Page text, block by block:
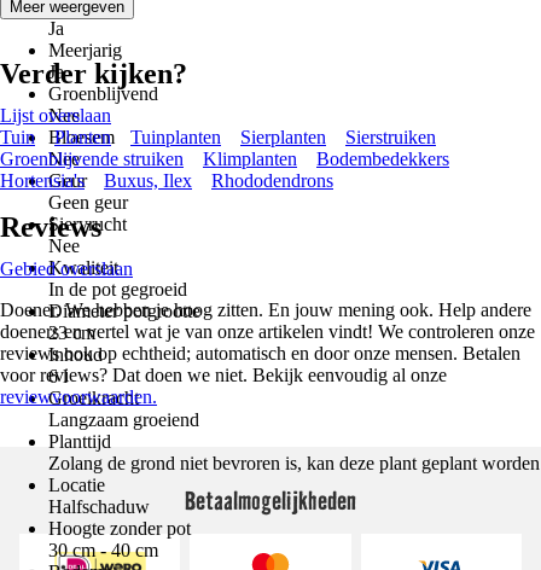
Winterhard
Ja
Meerjarig
Ja
Groenblijvend
Nee
Bloesem
Nee
Geur
Geen geur
Siervrucht
Nee
Kwaliteit
In de pot gegroeid
Diameter potgrootte
23 cm
Inhoud
6 l
Groeikracht
Langzaam groeiend
Planttijd
Zolang de grond niet bevroren is, kan deze plant geplant worden
Locatie
Halfschaduw
Hoogte zonder pot
30 cm - 40 cm
Meer weergeven
Verder kijken?
Lijst overslaan
Tuin
Planten Tuinplanten Sierplanten
Sierstruiken
Groenblijvende struiken
Klimplanten
Bodembedekkers
Hortensia's
Buxus, Ilex Rhododendrons
Reviews
Gebied overslaan
Doener. We hebben je hoog zitten. En jouw mening ook. Help andere
doeners en vertel wat je van onze artikelen vindt! We controleren onze
reviews ook op echtheid; automatisch en door onze mensen. Betalen
voor reviews? Dat doen we niet. Bekijk eenvoudig al onze
reviewvoorwaarden.
Betaalmogelijkheden